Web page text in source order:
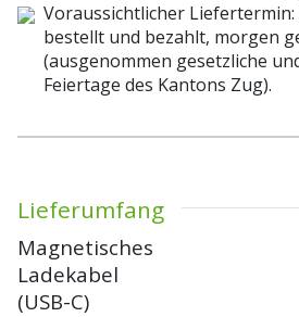
Lieferumfang
Magnetisches
Ladekabel
(USB-C)
Voraussichtlicher
bestellt und bezahlt, morgen
(ausgenommen gesetzliche
Feiertage des Kantons Zug).